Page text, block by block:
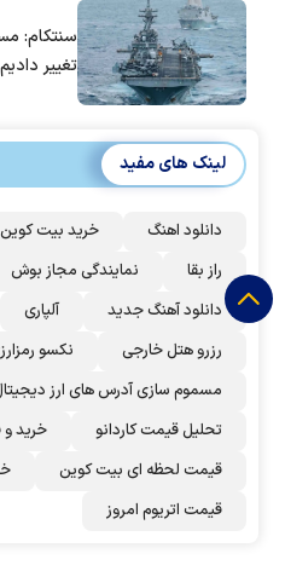
تغییر دادیم
لینک های مفید
دانلود اهنگ خرید بیت کوین
راز بقا
نمایندگی مجاز بوش
دانلود آهنگ جدید
آلپاری
رزرو هتل خارجی
نکسو
مسموم سازی آدرس های ارز
تحلیل قیمت کاردانو
خرید
قیمت لحظه ای بیت کوین
قیمت اتریوم امروز